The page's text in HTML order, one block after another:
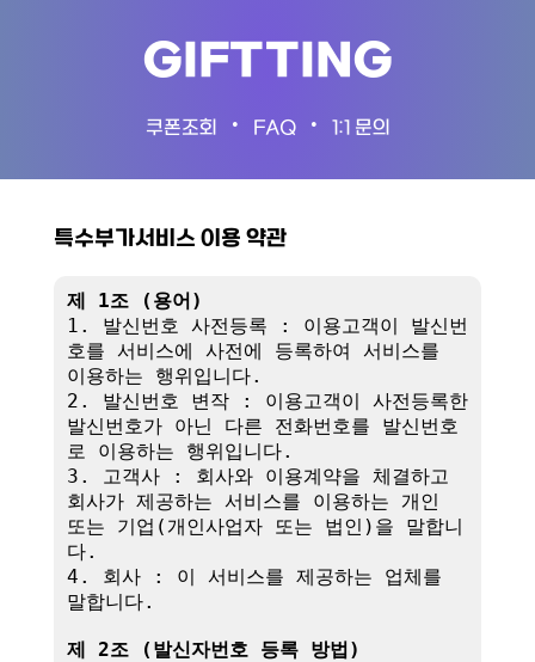
GIFTTING
쿠폰조회 • FAQ • 1:1 문의
특수부가서비스 이용 약관
제 1조 (용어)
1. 발신번호 사전등록 : 이용고객이 발신번
호를 서비스에 사전에 등록하여 서비스를
이용하는 행위입니다.
2. 발신번호 변작 : 이용고객이 사전등록한
발신번호가 아닌 다른 전화번호를 발신번호
로 이용하는 행위입니다.
3. 고객사 : 회사와 이용계약을 체결하고
회사가 제공하는 서비스를 이용하는 개인
또는 기업(개인사업자 또는 법인)을 말합니
다.
4. 회사 : 이 서비스를 제공하는 업체를
말합니다.
제 2조 (발신자번호 등록 방법)